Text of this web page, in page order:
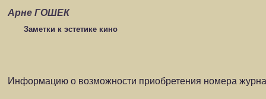
Арне ГОШЕК
Заметки к эстетике кино
Информацию о возможности приобретения номера